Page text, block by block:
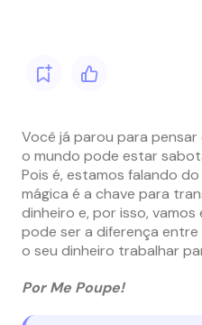
Você já parou para
o mundo pode estar
Pois é, estamos falando do
mágica é a chave para
dinheiro e, por isso,
pode ser a diferença
o seu dinheiro trabalhar
Por Me Poupe!